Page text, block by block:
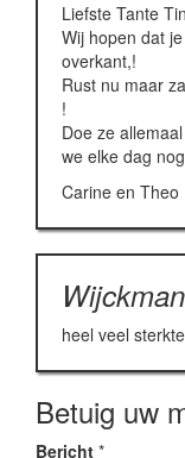
Liefste Tante
Wij hopen dat
overkant,!
Rust nu maar
!
Doe ze
we elke dag
Carine en Theo
heel veel
Betuig uw
Bericht *